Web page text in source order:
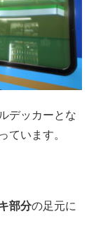
デッカーとな
ています。
部分の足元に